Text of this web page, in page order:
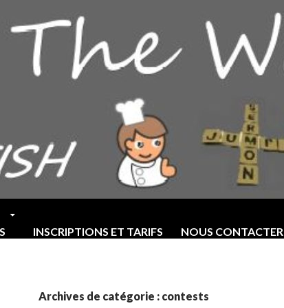
INSCRIPTIONS ET TARIFS NOUS CONTACTER
Archives de catégorie : contests